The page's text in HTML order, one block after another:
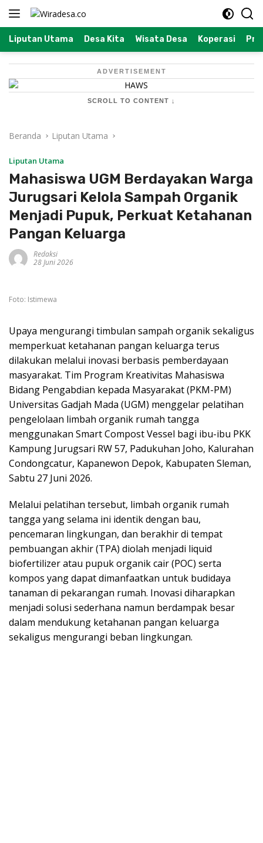
Langsung
Liputan Utama Desa Kita Wisata Desa Koperasi
ADVERTISEMENT
SCROLL TO CONTENT ↓
Beranda Liputan Utama
Liputan Utama
Mahasiswa UGM Berdayakan Warga
Jurugsari Kelola Sampah Organik
Menjadi Pupuk, Perkuat Ketahanan
Pangan Keluarga
Redaksi
28 Juni 2026
Foto: Istimewa
Upaya mengurangi timbulan sampah organik sekaligus
memperkuat ketahanan pangan keluarga terus
dilakukan melalui inovasi berbasis pemberdayaan
masyarakat. Tim Program Kreativitas Mahasiswa
Bidang Pengabdian kepada Masyarakat (PKM-PM)
Universitas Gadjah Mada (UGM) menggelar pelatihan
pengelolaan limbah organik rumah tangga
menggunakan Smart Compost Vessel bagi ibu-ibu PKK
Kampung Jurugsari RW 57, Padukuhan Joho, Kalurahan
Condongcatur, Kapanewon Depok, Kabupaten Sleman,
Sabtu 27 Juni 2026.
Melalui pelatihan tersebut, limbah organik rumah
tangga yang selama ini identik dengan bau,
pencemaran lingkungan, dan berakhir di tempat
pembuangan akhir (TPA) diolah menjadi liquid
biofertilizer atau pupuk organik cair (POC) serta
kompos yang dapat dimanfaatkan untuk budidaya
tanaman di pekarangan rumah. Inovasi diharapkan
menjadi solusi sederhana namun berdampak besar
dalam mendukung ketahanan pangan keluarga
sekaligus mengurangi beban lingkungan.